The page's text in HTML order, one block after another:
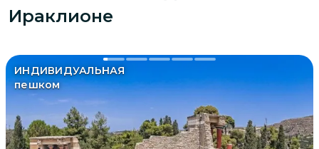
Ираклионе
ИНДИВИДУАЛЬНАЯ
пешком